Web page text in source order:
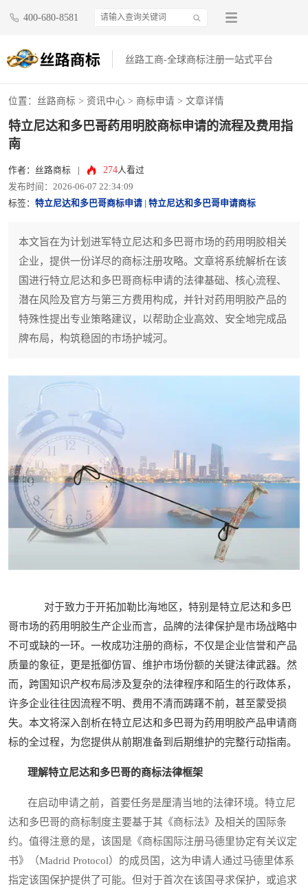
400-680-8581
丝路工商-全球商标注册一站式平台
位置： 丝路商标 > 资讯中心 > 商标申请 > 文章详情
特立尼达和多巴哥药用明胶商标申请的流程及费用指
南
作者：丝路商标 274人看过
发布时间：2026-06-07 22:34:09
标签： 特立尼达和多巴哥商标申请 特立尼达和多巴哥申请商标
本文旨在为计划进军特立尼达和多巴哥市场的药用明胶相关
企业，提供一份详尽的商标注册攻略。文章将系统解析在该
国进行特立尼达和多巴哥商标申请的法律基础、核心流程、
潜在风险及官方与第三方费用构成，并针对药用明胶产品的
特殊性提出专业策略建议，以帮助企业高效、安全地完成品
牌布局，构筑稳固的市场护城河。
对于致力于开拓加勒比海地区，特别是特立尼达和多巴
哥市场的药用明胶生产企业而言，品牌的法律保护是市场战略中
不可或缺的一环。一枚成功注册的商标，不仅是企业信誉和产品
质量的象征，更是抵御仿冒、维护市场份额的关键法律武器。然
而，跨国知识产权布局涉及复杂的法律程序和陌生的行政体系，
许多企业往往因流程不明、费用不清而踌躇不前，甚至蒙受损
失。本文将深入剖析在特立尼达和多巴哥为药用明胶产品申请商
标的全过程，为您提供从前期准备到后期维护的完整行动指南。
理解特立尼达和多巴哥的商标法律框架
在启动申请之前，首要任务是厘清当地的法律环境。特立尼
达和多巴哥的商标制度主要基于其《商标法》及相关的国际条
约。值得注意的是，该国是《商标国际注册马德里协定有关议定
书》（Madrid Protocol）的成员国，这为申请人通过马德里体系
指定该国保护提供了可能。但对于首次在该国寻求保护，或追求